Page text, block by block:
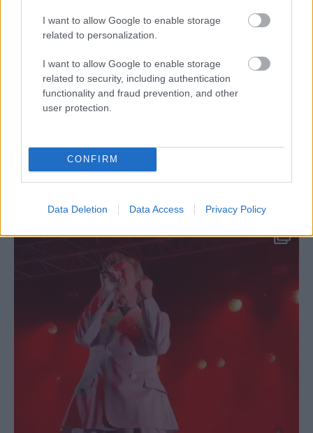
I want to allow Google to enable storage
related to personalization.
I want to allow Google to enable storage
related to security, including authentication
functionality and fraud prevention, and other
user protection.
CONFIRM
Data Deletion Data Access Privacy Policy
levendulás testápolónál hatásosabbat még nem
találtak fel, ha pihenésről van szó. Ennek ellenére még
amiket jobb lenne egy életre elfelejteni.